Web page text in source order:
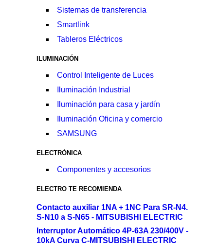
Sistemas de transferencia
Smartlink
Tableros Eléctricos
ILUMINACIÓN
Control Inteligente de Luces
Iluminación Industrial
Iluminación para casa y jardín
Iluminación Oficina y comercio
SAMSUNG
ELECTRÓNICA
Componentes y accesorios
ELECTRO TE RECOMIENDA
Contacto auxiliar 1NA + 1NC Para SR-N4.
S-N10 a S-N65 - MITSUBISHI ELECTRIC
Interruptor Automático 4P-63A 230/400V -
10kA Curva C-MITSUBISHI ELECTRIC